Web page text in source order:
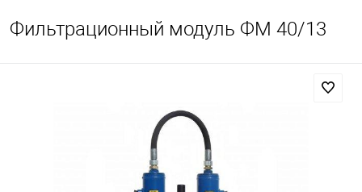
Фильтрационный модуль ФМ 40/13